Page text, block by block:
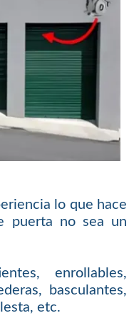
lo que hace
puerta no sea un
enrollables,
basculantes,
etc.